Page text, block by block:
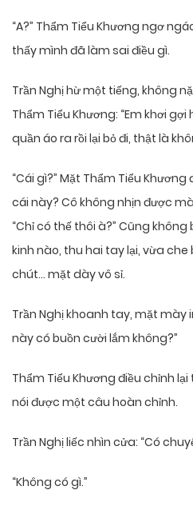
“A?” Thẩm Tiểu Khương ngơ
thấy mình đã làm sai điều gì.
Trần Nghị hừ một tiếng, không
Thẩm Tiểu Khương: “Em khơi
quần áo ra rồi lại bỏ đi, thật là
“Cái gì?” Mặt Thẩm Tiểu
cái này? Cô không nhịn được
“Chỉ có thế thôi à?” Cũng
kinh nào, thu hai tay lại, vừa
chút… mặt dày vô sỉ.
Trần Nghị khoanh tay, mặt mày
này có buồn cười lắm không?”
Thẩm Tiểu Khương điều chỉnh
nói được một câu hoàn chỉnh.
Trần Nghị liếc nhìn cửa: “Có
“Không có gì.”